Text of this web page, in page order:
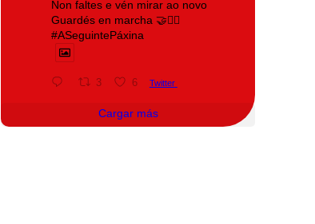
Non faltes e vén mirar ao novo
Guardés en marcha 🤝❤️‍🔥
#ASeguintePáxina
3 6 Twitter
Cargar más